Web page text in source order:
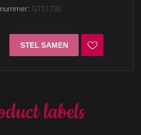
GT01730
labels